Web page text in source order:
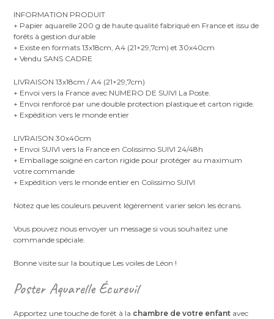
INFORMATION PRODUIT
+ Papier aquarelle 200 g de haute qualité fabriqué en France et issu de
forêts à gestion durable
+ Existe en formats 13x18cm, A4 (21×29,7cm) et 30x40cm
+ Vendu SANS CADRE
LIVRAISON 13x18cm / A4 (21×29,7cm)
+ Envoi vers la France avec NUMERO DE SUIVI La Poste.
+ Envoi renforcé par une double protection plastique et carton rigide.
+ Expédition vers le monde entier
LIVRAISON 30x40cm
+ Envoi SUIVI vers la France en Colissimo SUIVI 24/48h
+ Emballage soigné en carton rigide pour protéger au maximum
votre commande
+ Expédition vers le monde entier en Colissimo SUIVI
Notez que les couleurs peuvent légèrement varier selon les écrans.
Vous pouvez nous envoyer un message si vous souhaitez une
commande spéciale.
Bonne visite sur la boutique Les voiles de Léon !
Poster Aquarelle Écureuil
Apportez une touche de forêt à la chambre de votre enfant avec